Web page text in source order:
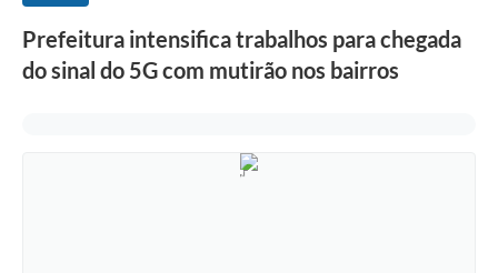
Secretarias
Prefeitura intensifica trabalhos para chegada
do sinal do 5G com mutirão nos bairros